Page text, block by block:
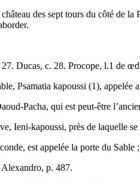
des sept tours du côté de la
Ducas, c. 28. Procope, l.1 de
Psamatia kapoussi (1), appelée
Pacha, qui est peut-être
Ieni-kapoussi, près de laquelle
est appelée la porte du
p. 487.